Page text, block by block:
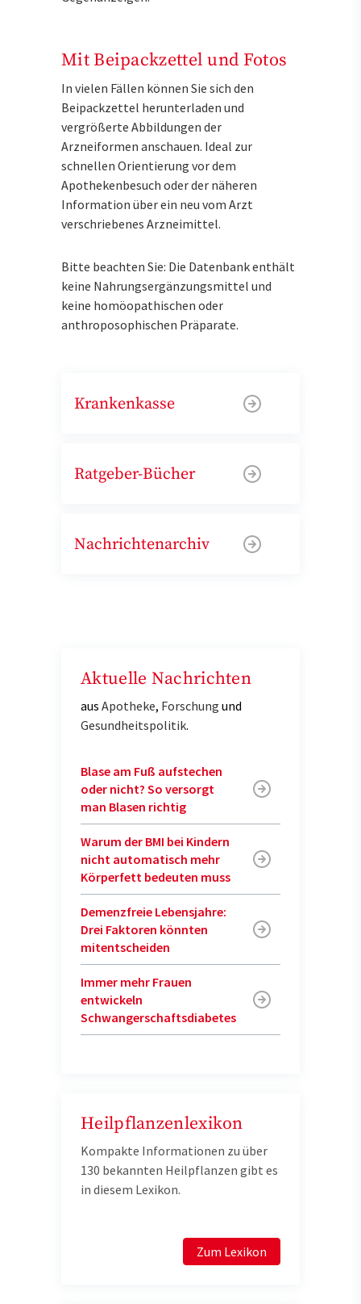
Mit Beipackzettel und Fotos
In vielen Fällen können Sie sich den
Beipackzettel herunterladen und
vergrößerte Abbildungen der
Arzneiformen anschauen. Ideal zur
schnellen Orientierung vor dem
Apothekenbesuch oder der näheren
Information über ein neu vom Arzt
verschriebenes Arzneimittel.
Bitte beachten Sie: Die Datenbank enthält
keine Nahrungsergänzungsmittel und
keine homöopathischen oder
anthroposophischen Präparate.
Krankenkasse
Ratgeber-Bücher
Nachrichtenarchiv
Aktuelle Nachrichten
aus Apotheke, Forschung und
Gesundheitspolitik.
Blase am Fuß aufstechen
oder nicht? So versorgt
man Blasen richtig
Warum der BMI bei Kindern
nicht automatisch mehr
Körperfett bedeuten muss
Demenzfreie Lebensjahre:
Drei Faktoren könnten
mitentscheiden
Immer mehr Frauen
entwickeln
Schwangerschaftsdiabetes
Heilpflanzenlexikon
Kompakte Informationen zu über
130 bekannten Heilpflanzen gibt es
in diesem Lexikon.
Zum Lexikon